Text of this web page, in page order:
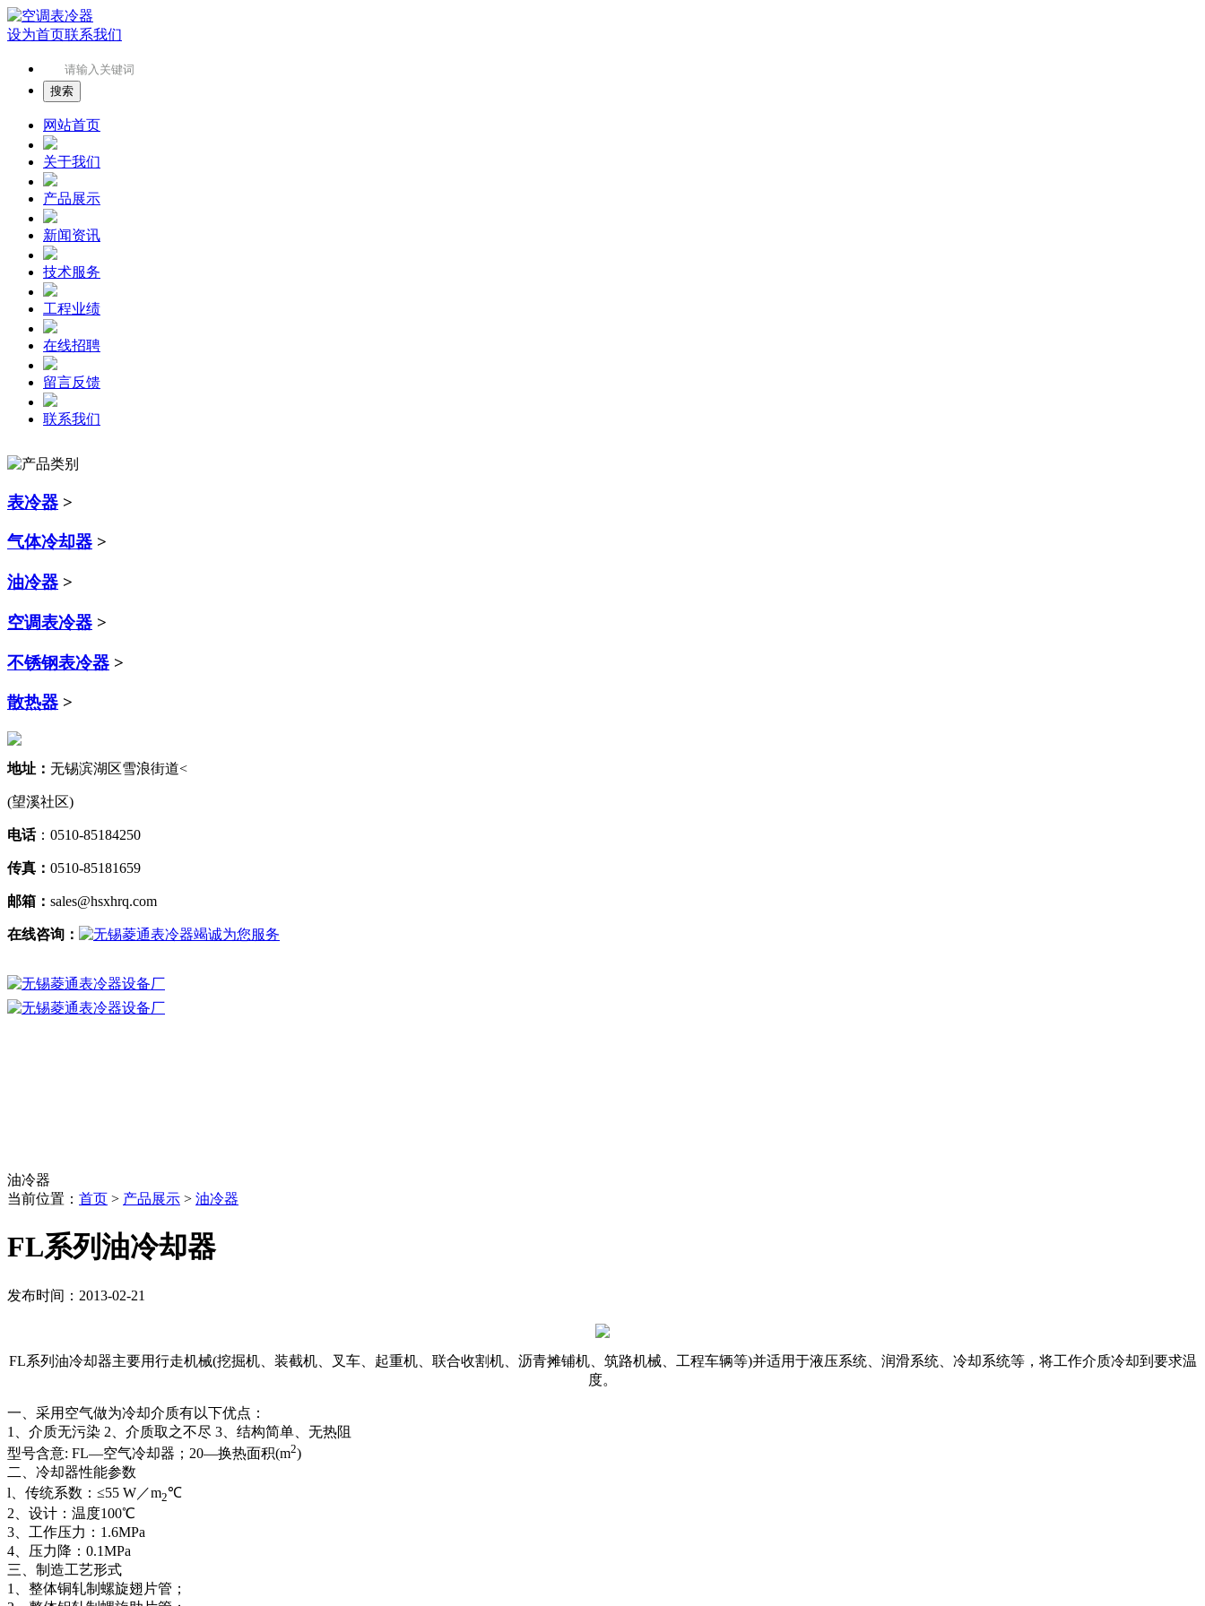
设为首页联系我们
网站首页
关于我们
产品展示
新闻资讯
技术服务
工程业绩
在线招聘
留言反馈
联系我们
表冷器 >
气体冷却器 >
油冷器 >
空调表冷器 >
不锈钢表冷器 >
散热器 >
地址： 无锡滨湖区雪浪街道<
(望溪社区)
电话：0510-85184250
传真： 0510-85181659
邮箱： sales@hsxhrq.com
在线咨询：
油冷器
当前位置： 首页 > 产品展示 > 油冷器
FL系列油冷却器
发布时间：2013-02-21
FL系列油冷却器主要用行走机械(挖掘机、装截机、叉车、起重机、联合收割机、沥青摊铺机、筑路机械、工程车辆等)并适用于液压系统、润滑系统、冷却系统等，将工作介质冷却到要求温
度。
一、采用空气做为冷却介质有以下优点：
1、介质无污染 2、介质取之不尽 3、结构简单、无热阻
型号含意: FL—空气冷却器；20—换热面积(m2)
二、冷却器性能参数
l、传统系数：≤55 W／m2℃
2、设计：温度100℃
3、工作压力：1.6MPa
4、压力降：0.1MPa
三、制造工艺形式
1、整体铜轧制螺旋翅片管；